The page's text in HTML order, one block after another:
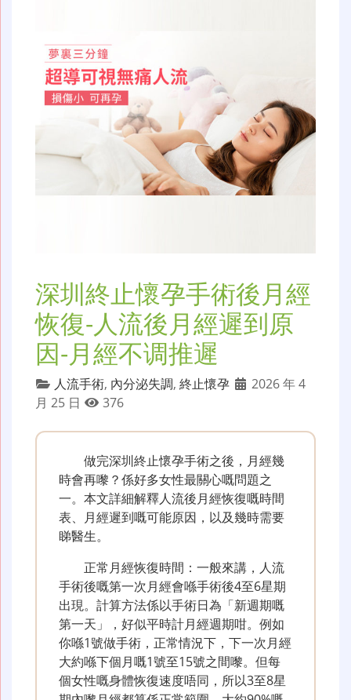
深圳終止懷孕手術後月經
恢復-人流後月經遲到原
因-月經不调推遲
人流手術, 內分泌失調, 終止懷孕
2026 年 4
月 25 日
376
做完深圳終止懷孕手術之後，月經幾
時會再嚟？係好多女性最關心嘅問題之
一。本文詳細解釋人流後月經恢復嘅時間
表、月經遲到嘅可能原因，以及幾時需要
睇醫生。
正常月經恢復時間：一般來講，人流
手術後嘅第一次月經會喺手術後4至6星期
出現。計算方法係以手術日為「新週期嘅
第一天」，好似平時計月經週期咁。例如
你喺1號做手術，正常情況下，下一次月經
大約喺下個月嘅1號至15號之間嚟。但每
個女性嘅身體恢復速度唔同，所以3至8星